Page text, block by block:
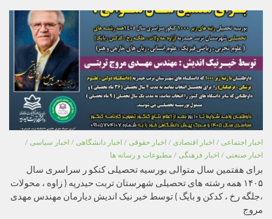
اخبار اجتماعی / اخبار اقتصادی / اخبار حقوقی / اخبار دانشگاهی / اخبار سیاسی /
اخبار صنعتی / اخبار فرهنگی / مطبوعات و رسانه ها
برای هفتمین سال متوالی بورسیه تحصیلی کنکو ر سراسری سال
۱۴۰۵ همه رشته های تحصیلی شهرستان تربت حیدریه ( زاوه ، محولات
،جلگه رخ ، کدکن و بایگ ) توسط خیر نیک اندیش دیارمان مهندس مهدی
مروج